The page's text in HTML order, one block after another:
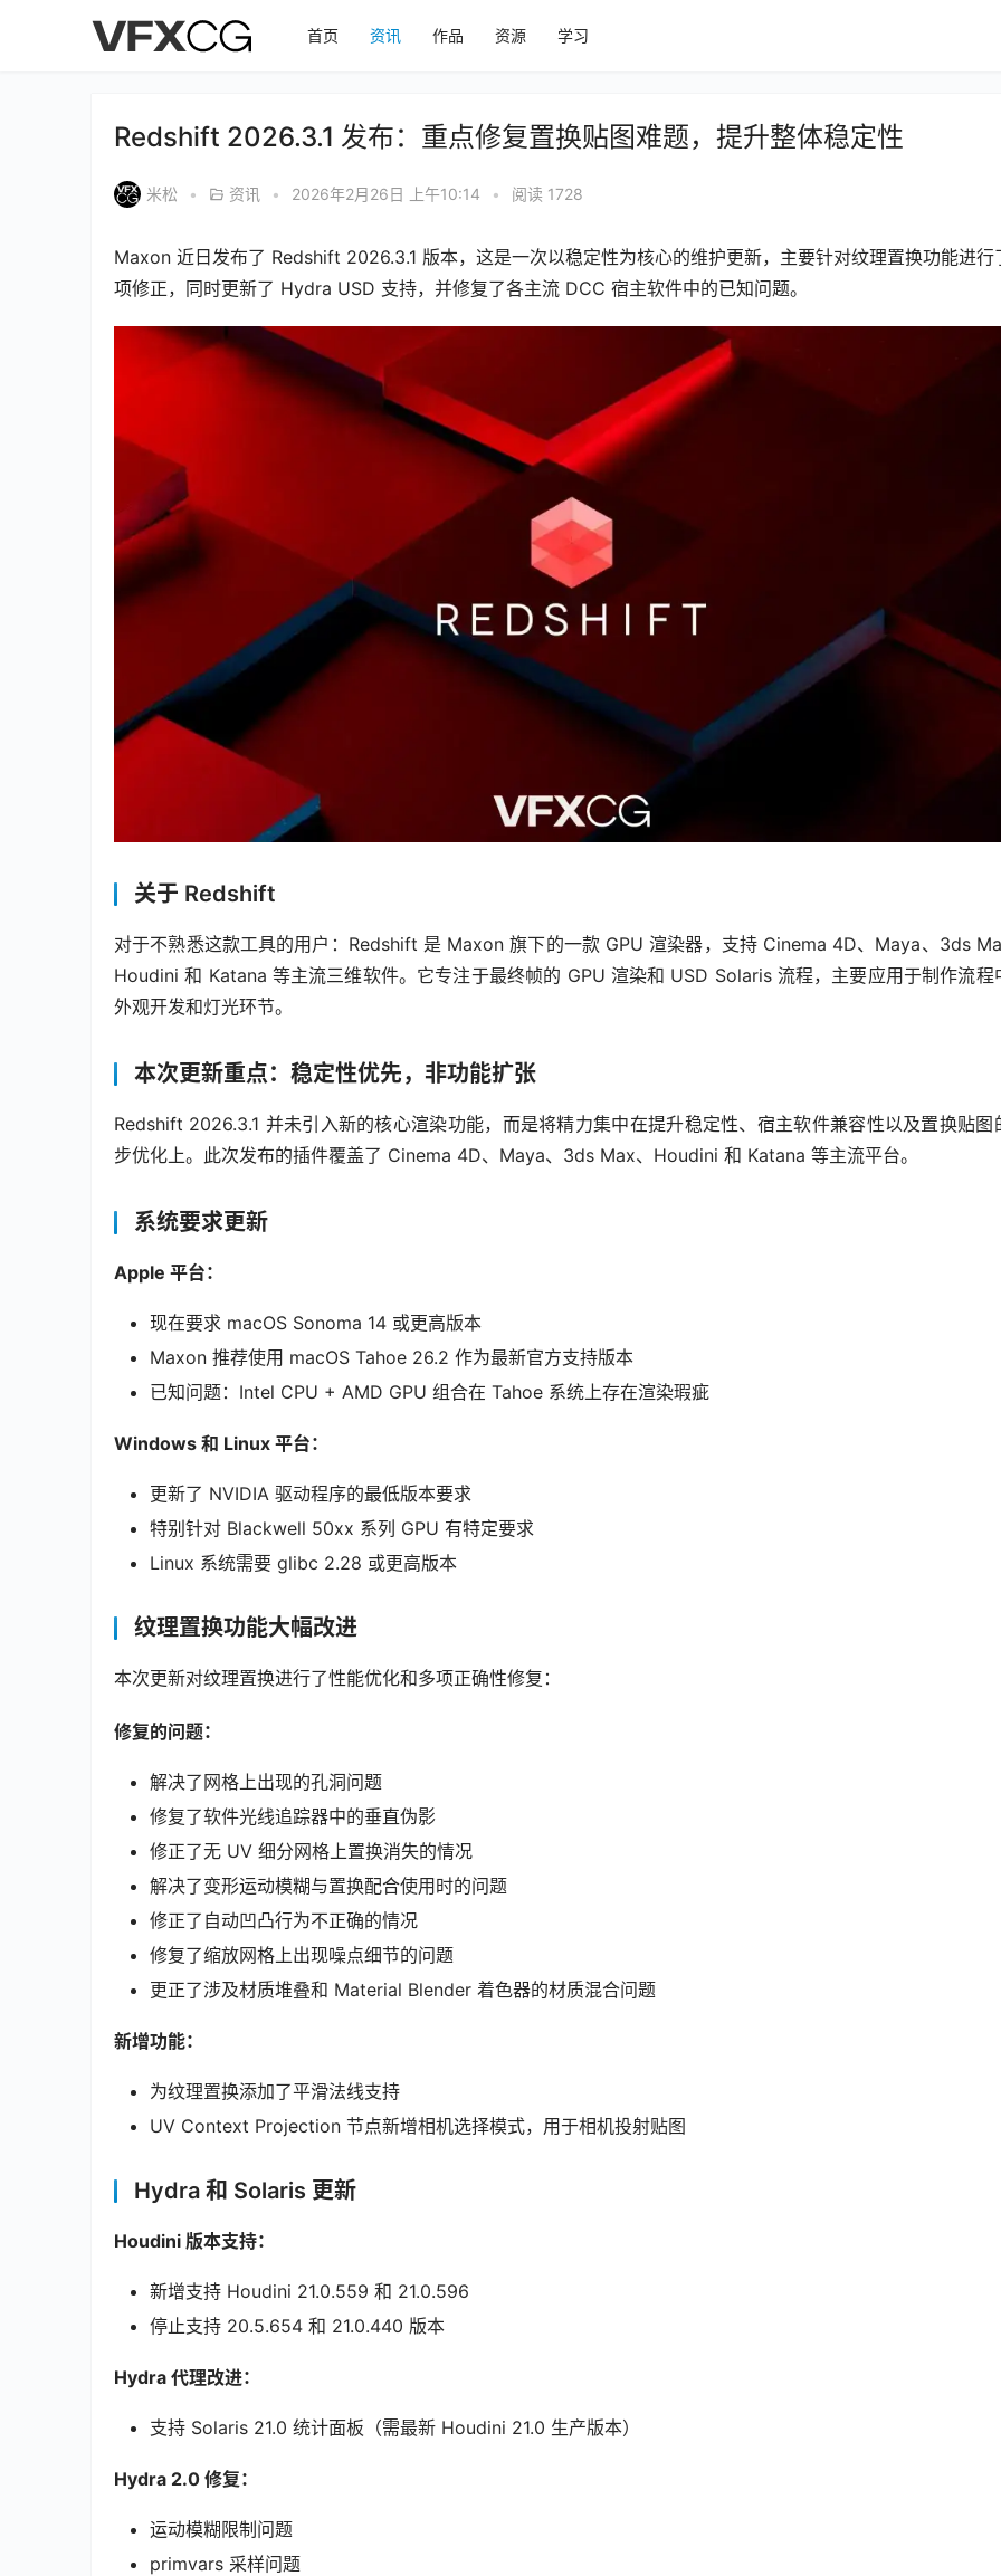
首页 资讯 作品 资源 学习
Redshift 2026.3.1 发布：重点修复置换贴图难题，提升整体稳定性
米松 • 资讯 • 2026年2月26日 上午10:14 • 阅读 1728
Maxon 近日发布了 Redshift 2026.3.1 版本，这是一次以稳定性为核心的维护更新，主要针对纹理置换功能进行
项修正，同时更新了 Hydra USD 支持，并修复了各主流 DCC 宿主软件中的已知问题。
关于 Redshift
对于不熟悉这款工具的用户：Redshift 是 Maxon 旗下的一款 GPU 渲染器，支持 Cinema 4D、Maya、3ds
Houdini 和 Katana 等主流三维软件。它专注于最终帧的 GPU 渲染和 USD Solaris 流程，主要应用于制作流程
外观开发和灯光环节。
本次更新重点：稳定性优先，非功能扩张
Redshift 2026.3.1 并未引入新的核心渲染功能，而是将精力集中在提升稳定性、宿主软件兼容性以及置换贴图
步优化上。此次发布的插件覆盖了 Cinema 4D、Maya、3ds Max、Houdini 和 Katana 等主流平台。
系统要求更新
Apple 平台：
现在要求 macOS Sonoma 14 或更高版本
Maxon 推荐使用 macOS Tahoe 26.2 作为最新官方支持版本
已知问题：Intel CPU + AMD GPU 组合在 Tahoe 系统上存在渲染瑕疵
Windows 和 Linux 平台：
更新了 NVIDIA 驱动程序的最低版本要求
特别针对 Blackwell 50xx 系列 GPU 有特定要求
Linux 系统需要 glibc 2.28 或更高版本
纹理置换功能大幅改进
本次更新对纹理置换进行了性能优化和多项正确性修复：
修复的问题：
解决了网格上出现的孔洞问题
修复了软件光线追踪器中的垂直伪影
修正了无 UV 细分网格上置换消失的情况
解决了变形运动模糊与置换配合使用时的问题
修正了自动凹凸行为不正确的情况
修复了缩放网格上出现噪点细节的问题
更正了涉及材质堆叠和 Material Blender 着色器的材质混合问题
新增功能：
为纹理置换添加了平滑法线支持
UV Context Projection 节点新增相机选择模式，用于相机投射贴图
Hydra 和 Solaris 更新
Houdini 版本支持：
新增支持 Houdini 21.0.559 和 21.0.596
停止支持 20.5.654 和 21.0.440 版本
Hydra 代理改进：
支持 Solaris 21.0 统计面板（需最新 Houdini 21.0 生产版本）
Hydra 2.0 修复：
运动模糊限制问题
primvars 采样问题